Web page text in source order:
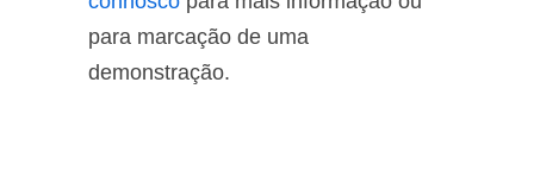
para marcação de uma
demonstração.